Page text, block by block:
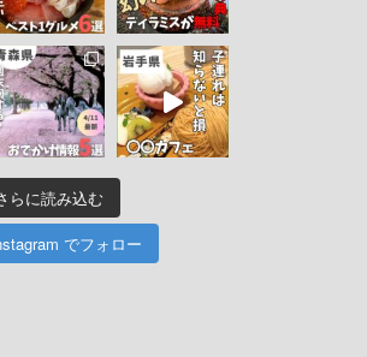
らに読み込む
でフォロー